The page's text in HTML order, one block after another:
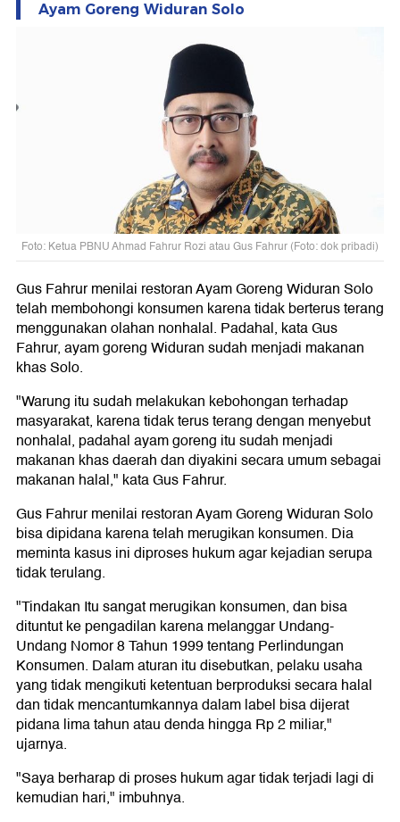
Ayam Goreng Widuran Solo
Foto: Ketua PBNU Ahmad Fahrur Rozi atau Gus Fahrur (Foto: dok pribadi)
Gus Fahrur menilai restoran Ayam Goreng Widuran Solo
telah membohongi konsumen karena tidak berterus terang
menggunakan olahan nonhalal. Padahal, kata Gus
Fahrur, ayam goreng Widuran sudah menjadi makanan
khas Solo.
"Warung itu sudah melakukan kebohongan terhadap
masyarakat, karena tidak terus terang dengan menyebut
nonhalal, padahal ayam goreng itu sudah menjadi
makanan khas daerah dan diyakini secara umum sebagai
makanan halal," kata Gus Fahrur.
Gus Fahrur menilai restoran Ayam Goreng Widuran Solo
bisa dipidana karena telah merugikan konsumen. Dia
meminta kasus ini diproses hukum agar kejadian serupa
tidak terulang.
"Tindakan Itu sangat merugikan konsumen, dan bisa
dituntut ke pengadilan karena melanggar Undang-
Undang Nomor 8 Tahun 1999 tentang Perlindungan
Konsumen. Dalam aturan itu disebutkan, pelaku usaha
yang tidak mengikuti ketentuan berproduksi secara halal
dan tidak mencantumkannya dalam label bisa dijerat
pidana lima tahun atau denda hingga Rp 2 miliar,"
ujarnya.
"Saya berharap di proses hukum agar tidak terjadi lagi di
kemudian hari," imbuhnya.